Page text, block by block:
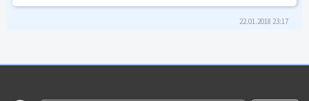
22.01.2018 23:17